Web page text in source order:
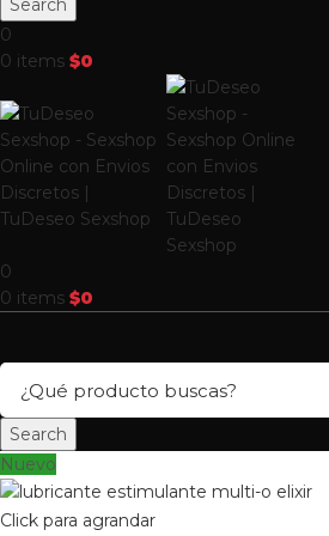
Search
0
0 items $0
0
0 items $0
Search
Nuevo
Click para agrandar